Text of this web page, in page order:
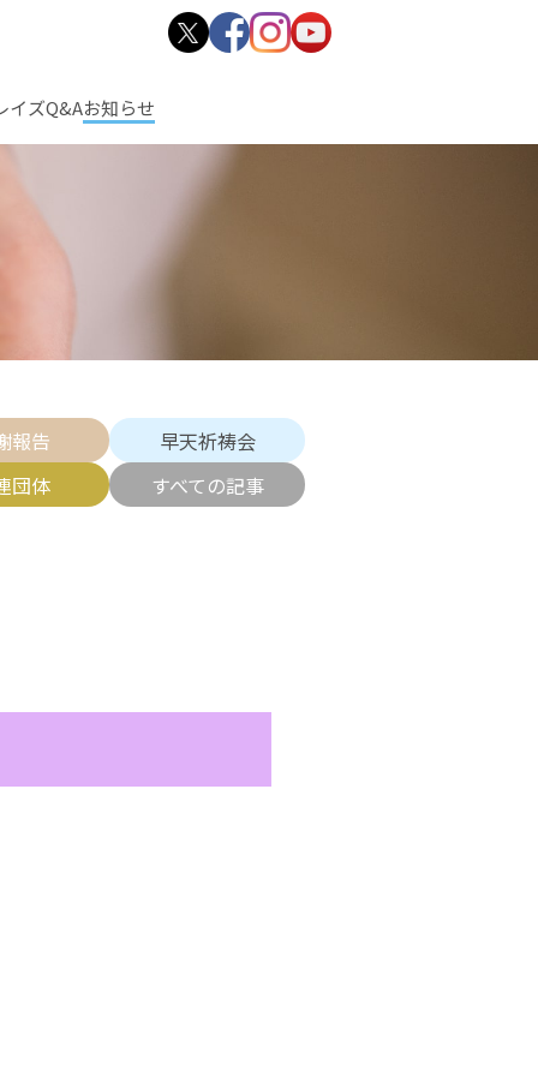
イズQ&Aお知らせ
報告
早天祈祷会
団体
すべての記事